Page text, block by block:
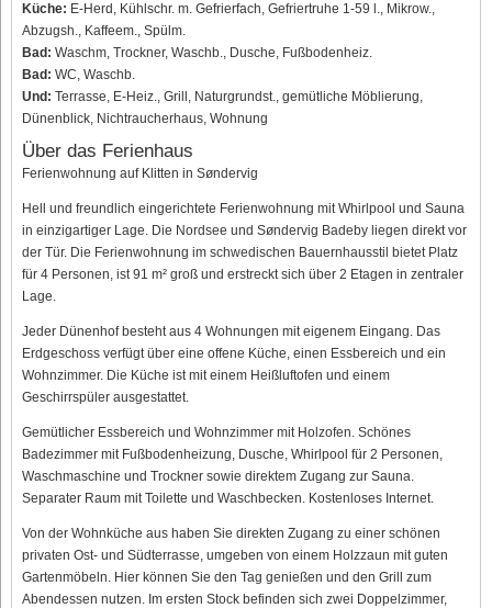
Küche: E-Herd, Kühlschr. m. Gefrierfach, Gefriertruhe 1-59 l., Mikrow.,
Abzugsh., Kaffeem., Spülm.
Bad: Waschm, Trockner, Waschb., Dusche, Fußbodenheiz.
Bad: WC, Waschb.
Und: Terrasse, E-Heiz., Grill, Naturgrundst., gemütliche Möblierung,
Dünenblick, Nichtraucherhaus, Wohnung
Über das Ferienhaus
Ferienwohnung auf Klitten in Søndervig
Hell und freundlich eingerichtete Ferienwohnung mit Whirlpool und Sauna
in einzigartiger Lage. Die Nordsee und Søndervig Badeby liegen direkt vor
der Tür. Die Ferienwohnung im schwedischen Bauernhausstil bietet Platz
für 4 Personen, ist 91 m² groß und erstreckt sich über 2 Etagen in zentraler
Lage.
Jeder Dünenhof besteht aus 4 Wohnungen mit eigenem Eingang. Das
Erdgeschoss verfügt über eine offene Küche, einen Essbereich und ein
Wohnzimmer. Die Küche ist mit einem Heißluftofen und einem
Geschirrspüler ausgestattet.
Gemütlicher Essbereich und Wohnzimmer mit Holzofen. Schönes
Badezimmer mit Fußbodenheizung, Dusche, Whirlpool für 2 Personen,
Waschmaschine und Trockner sowie direktem Zugang zur Sauna.
Separater Raum mit Toilette und Waschbecken. Kostenloses Internet.
Von der Wohnküche aus haben Sie direkten Zugang zu einer schönen
privaten Ost- und Südterrasse, umgeben von einem Holzzaun mit guten
Gartenmöbeln. Hier können Sie den Tag genießen und den Grill zum
Abendessen nutzen. Im ersten Stock befinden sich zwei Doppelzimmer,